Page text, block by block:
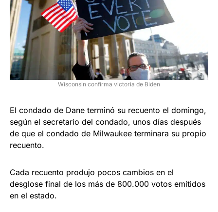
Wisconsin confirma victoria de Biden
El condado de Dane terminó su recuento el domingo,
según el secretario del condado, unos días después
de que el condado de Milwaukee terminara su propio
recuento.
Cada recuento produjo pocos cambios en el
desglose final de los más de 800.000 votos emitidos
en el estado.